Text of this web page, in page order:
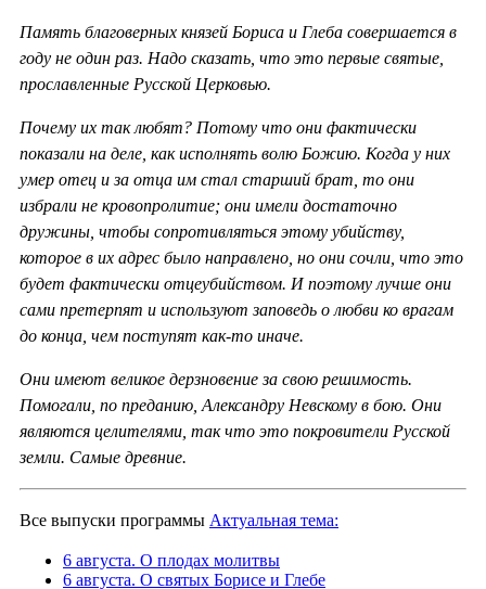
Память благоверных князей Бориса и Глеба совершается в
году не один раз. Надо сказать, что это первые святые,
прославленные Русской Церковью.
Почему их так любят? Потому что они фактически
показали на деле, как исполнять волю Божию. Когда у них
умер отец и за отца им стал старший брат, то они
избрали не кровопролитие; они имели достаточно
дружины, чтобы сопротивляться этому убийству,
которое в их адрес было направлено, но они сочли, что это
будет фактически отцеубийством. И поэтому лучше они
сами претерпят и используют заповедь о любви ко врагам
до конца, чем поступят как-то иначе.
Они имеют великое дерзновение за свою решимость.
Помогали, по преданию, Александру Невскому в бою. Они
являются целителями, так что это покровители Русской
земли. Самые древние.
Все выпуски программы Актуальная тема:
6 августа. О плодах молитвы
6 августа. О святых Борисе и Глебе